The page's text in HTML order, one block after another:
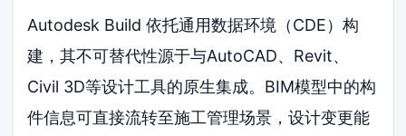
Autodesk Build 依托通用数据环境（CDE）构
建，其不可替代性源于与AutoCAD、Revit、
Civil 3D等设计工具的原生集成。BIM模型中的构
件信息可直接流转至施工管理场景，设计变更能